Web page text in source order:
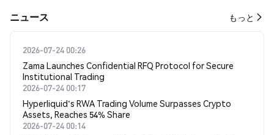
​​ニュース​​ もっと
2026-07-24 00:26
Zama Launches Confidential RFQ Protocol for Secure
Institutional Trading
2026-07-24 00:17
Hyperliquid's RWA Trading Volume Surpasses Crypto
Assets, Reaches 54% Share
2026-07-24 00:14